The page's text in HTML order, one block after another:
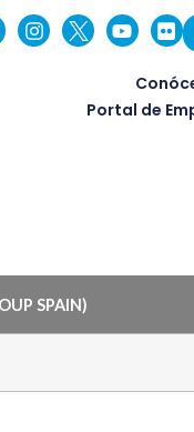
Portal de
SPAIN)